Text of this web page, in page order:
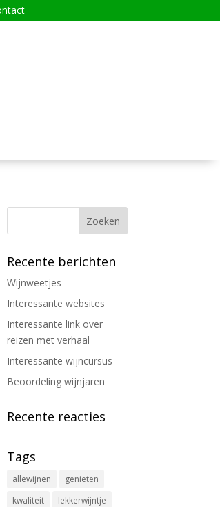
Recente berichten
Wijnweetjes
Interessante websites
Interessante link over
reizen met verhaal
Interessante wijncursus
Beoordeling wijnjaren
Recente reacties
Tags
allewijnen
genieten
kwaliteit
lekkerwijntje